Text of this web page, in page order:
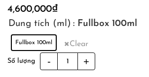
4,600,000₫
Dung tích (ml) : Fullbox 100ml
Fullbox 100ml Clear
Số lượng
Musc